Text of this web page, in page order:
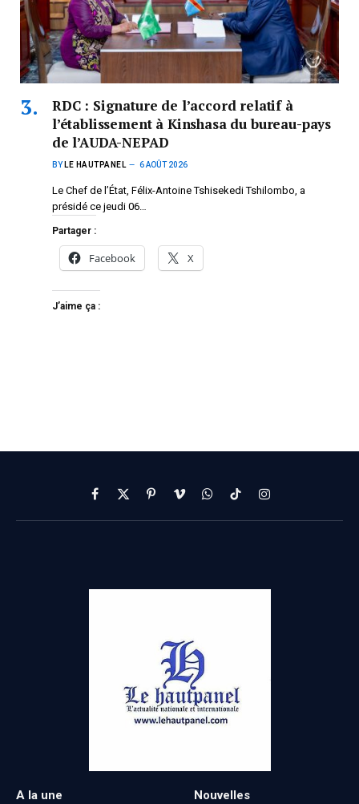
RDC : Signature de l’accord relatif à
l’établissement à Kinshasa du bureau-pays
de l’AUDA-NEPAD
BY LE HAUTPANEL 6 AOÛT 2026
Le Chef de l’État, Félix-Antoine Tshisekedi Tshilombo, a
présidé ce jeudi 06…
Partager :
Facebook X
J’aime ça :
Facebook
X
(Twitter)
PinterestVimeoWhatsApp
TikTokInstagram
A la une Nouvelles